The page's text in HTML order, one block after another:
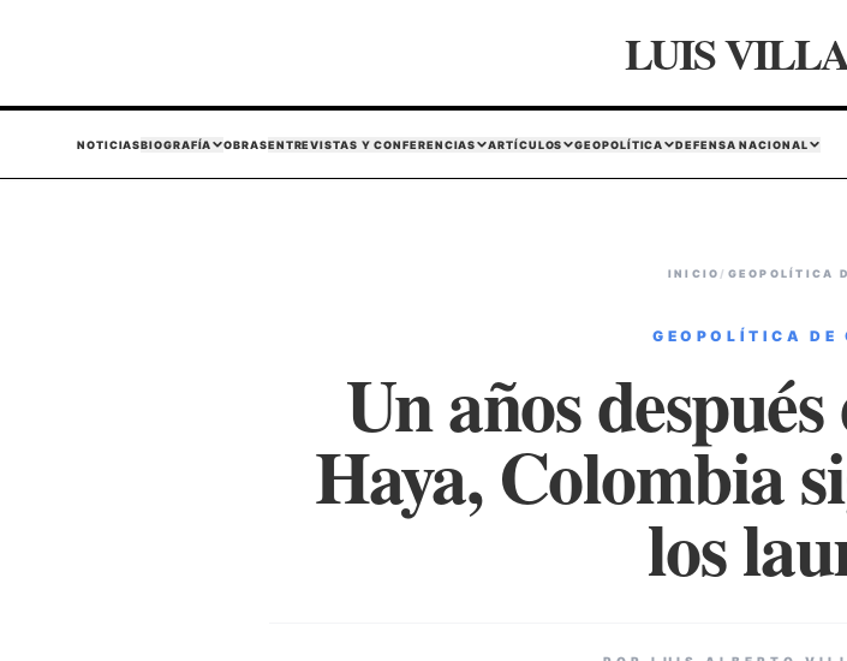
LUIS
NOTICIASBIOGRAFÍA OBRASENTREVISTAS Y CONFERENCIAS ARTÍCULOS GEOPOLÍTICA DEFENSA NACIONAL
INICIO / GEOPOLÍTICA
GEOPOLÍTICA DE
Un años
Haya, Colombia
los